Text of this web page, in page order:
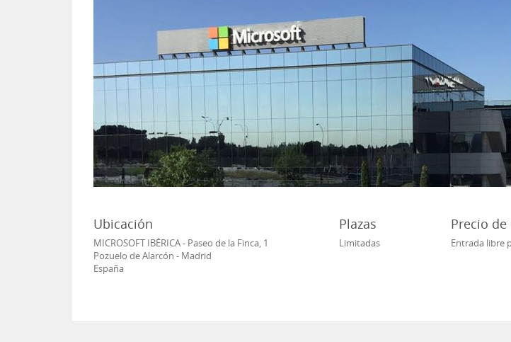
Ubicación
MICROSOFT IBÉRICA - Paseo de la Finca, 1
Pozuelo de Alarcón - Madrid
España
Plazas
Limitadas
Precio
Entrada libre